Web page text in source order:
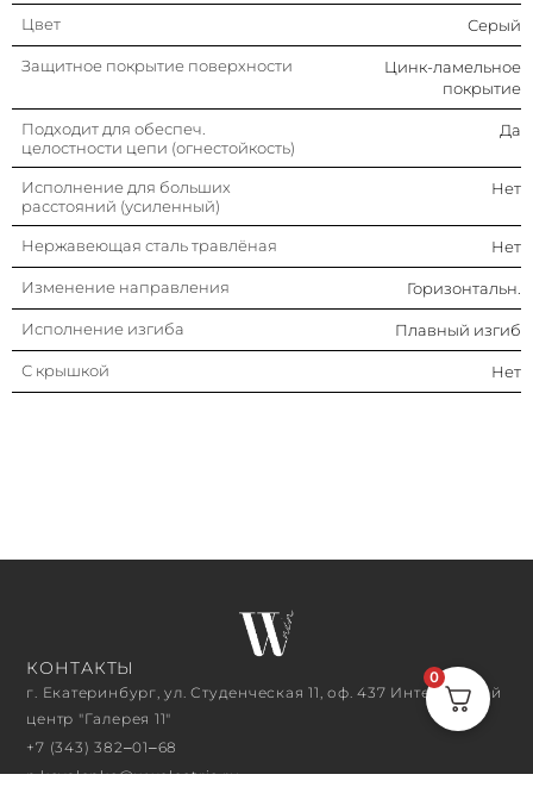
Цвет Серый
Защитное покрытие поверхности
Цинк-ламельное
покрытие
Подходит для обеспеч.
целостности цепи (огнестойкость)
Да
Исполнение для больших
расстояний (усиленный)
Нет
Нержавеющая сталь травлёная Нет
Изменение направления Горизонтальн.
Исполнение изгиба Плавный изгиб
С крышкой Нет
КОНТАКТЫ
г. Екатеринбург, ул. Студенческая 11, оф. 437 Интерьерный
центр "Галерея 11"
+7 (343) 382‒01‒68
n.kovalenko@wwelectric.ru
0